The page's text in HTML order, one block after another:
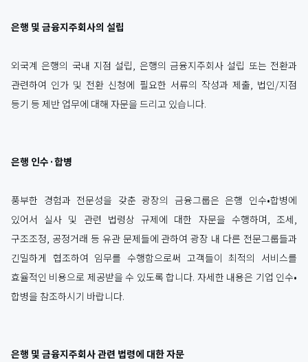
은행 및 금융지주회사의 설립
외국계 은행의 국내 지점 설립, 은행의 금융지주회사 설립 또는 전환과
관련하여 인가 및 전환 신청에 필요한 서류의 작성과 제출, 법인/지점
등기 등 제반 업무에 대해 자문을 드리고 있습니다.
은행 인수·합병
풍부한 경험과 전문성을 갖춘 광장의 금융그룹은 은행 인수•합병에
있어서 실사 및 관련 법령상 규제에 대한 자문을 수행하며, 조세,
구조조정, 공정거래 등 유관 문제들에 관하여 광장 내 다른 전문그룹들과
긴밀하게 협조하여 임무를 수행함으로써 고객들이 최적의 서비스를
효율적인 비용으로 제공받을 수 있도록 합니다. 자세한 내용은 기업 인수•
합병을 참조하시기 바랍니다.
은행 및 금융지주회사 관련 법령에 대한 자문